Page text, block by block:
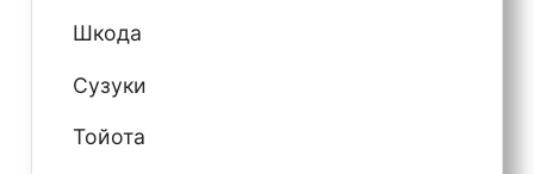
Шкода
Сузуки
Тойота